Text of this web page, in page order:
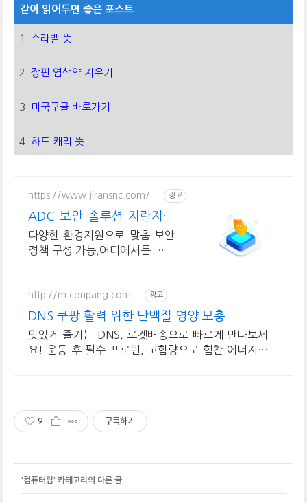
같이 읽어두면 좋은 포스트
1. 스라벨 뜻
2. 장판 염색약 지우기
3. 미국구글 바로가기
4. 하드 캐리 뜻
https://www.jiransnc.com/ 광고
ADC 보안 솔루션 지란지교
IT 보안솔루션 전문기업
다양한 환경지원으로 맞춤 보안
정책 구성 가능,어디에서든 강력
http://m.coupang.com 광고
DNS 쿠팡 활력 위한 단백질 영양 보충
맛있게 즐기는 DNS, 로켓배송으로 빠르게 만나보세
요! 운동 후 필수 프로틴, 고함량으로 힘찬 에너지를
9 구독하기
'컴퓨터팁' 카테고리의 다른 글